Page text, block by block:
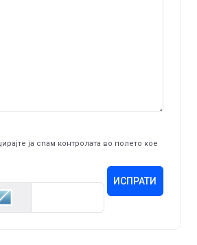
ја спам контролата во полето кое
ИСПРАТИ